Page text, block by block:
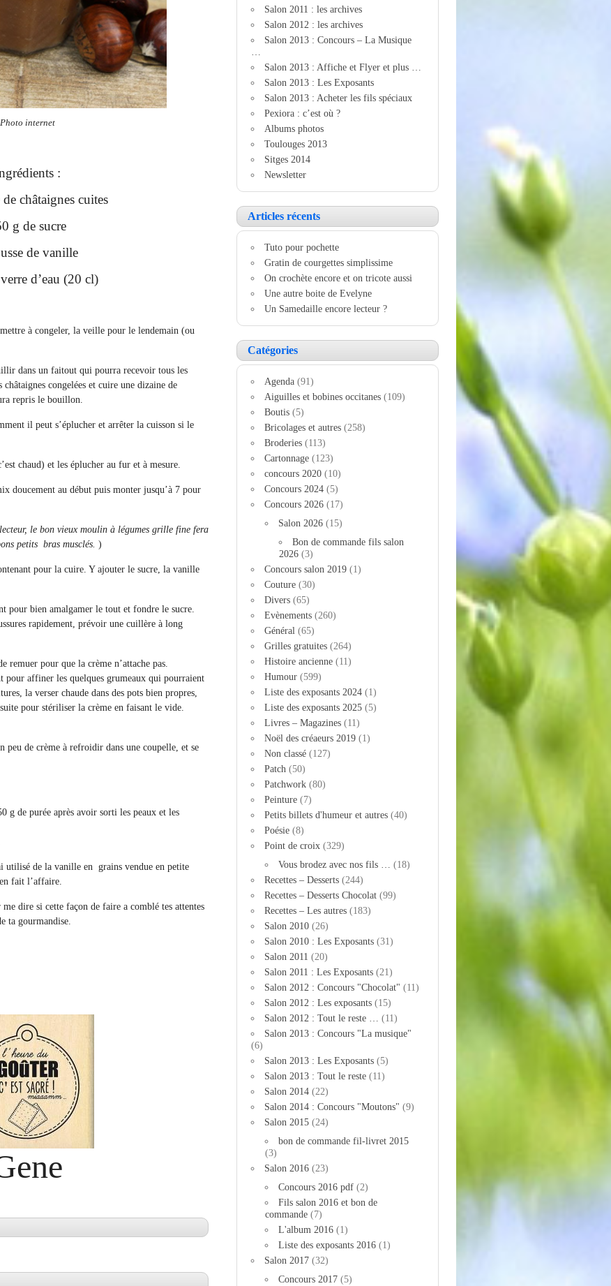
Photo internet
:
châtaignes cuites
g de sucre
de vanille
d’eau (20 cl)
à congeler, la veille pour le lendemain (ou
dans un faitout qui pourra recevoir tous les
congelées et cuire une dizaine de
repris le bouillon.
il peut s’éplucher et arrêter la cuisson si le
chaud) et les éplucher au fur et à mesure.
doucement au début puis monter jusqu’à 7 pour
le bon vieux moulin à légumes grille fine fera
petits bras musclés. )
pour la cuire. Y ajouter le sucre, la vanille
pour bien amalgamer le tout et fondre le sucre.
rapidement, prévoir une cuillère à long
remuer pour que la crème n’attache pas.
pour affiner les quelques grumeaux qui pourraient
la verser chaude dans des pots bien propres,
pour stériliser la crème en faisant le vide.
de crème à refroidir dans une coupelle, et se
g de purée après avoir sorti les peaux et les
utilisé de la vanille en grains vendue en petite
fait l’affaire.
dire si cette façon de faire a comblé tes attentes
ta gourmandise.
Salon 2011 : les archives
Salon 2012 : les archives
Salon 2013 : Concours – La Musique
Salon 2013 : Affiche et Flyer et plus …
Salon 2013 : Les Exposants
Salon 2013 : Acheter les fils spéciaux
Pexiora : c’est où ?
Albums photos
Toulouges 2013
Sitges 2014
Newsletter
Articles récents
Tuto pour pochette
Gratin de courgettes simplissime
On crochète encore et on tricote aussi
Une autre boite de Evelyne
Un Samedaille encore lecteur ?
Catégories
Agenda (91)
Aiguilles et bobines occitanes (109)
Boutis (5)
Bricolages et autres (258)
Broderies (113)
Cartonnage (123)
concours 2020 (10)
Concours 2024 (5)
Concours 2026 (17)
Salon 2026 (15)
Bon de commande fils salon
2026 (3)
Concours salon 2019 (1)
Couture (30)
Divers (65)
Evènements (260)
Général (65)
Grilles gratuites (264)
Histoire ancienne (11)
Humour (599)
Liste des exposants 2024 (1)
Liste des exposants 2025 (5)
Livres – Magazines (11)
Noël des créaeurs 2019 (1)
Non classé (127)
Patch (50)
Patchwork (80)
Peinture (7)
Petits billets d'humeur et autres (40)
Poésie (8)
Point de croix (329)
Vous brodez avec nos fils …
(18)
Recettes – Desserts (244)
Recettes – Desserts Chocolat (99)
Recettes – Les autres (183)
Salon 2010 (26)
Salon 2010 : Les Exposants (31)
Salon 2011 (20)
Salon 2011 : Les Exposants (21)
Salon 2012 : Concours "Chocolat" (11)
Salon 2012 : Les exposants (15)
Salon 2012 : Tout le reste …
(11)
Salon 2013 : Concours "La musique"
(6)
Salon 2013 : Les Exposants (5)
Salon 2013 : Tout le reste (11)
Salon 2014 (22)
Salon 2014 : Concours "Moutons" (9)
Salon 2015 (24)
bon de commande fil-livret 2015
(3)
Salon 2016 (23)
Concours 2016 pdf (2)
Fils salon 2016 et bon de
commande (7)
L'album 2016 (1)
Liste des exposants 2016 (1)
Salon 2017 (32)
Concours 2017 (5)